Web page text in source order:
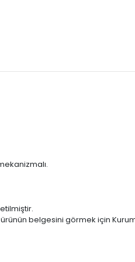
belgesini görmek için